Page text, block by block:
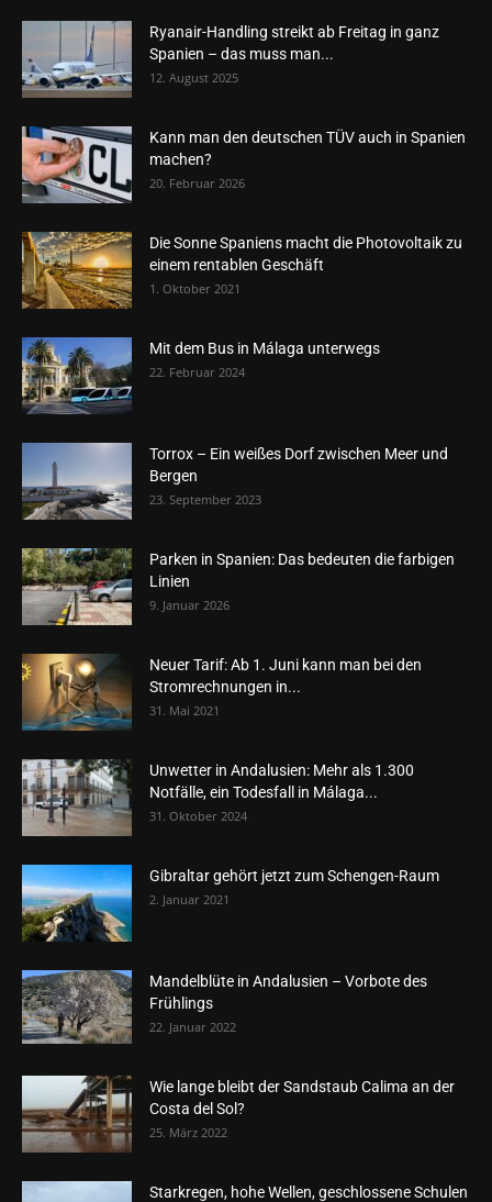
Ryanair-Handling streikt ab Freitag in ganz
Spanien – das muss man...
12. August 2025
Kann man den deutschen TÜV auch in Spanien
machen?
20. Februar 2026
Die Sonne Spaniens macht die Photovoltaik zu
einem rentablen Geschäft
1. Oktober 2021
Mit dem Bus in Málaga unterwegs
22. Februar 2024
Torrox – Ein weißes Dorf zwischen Meer und
Bergen
23. September 2023
Parken in Spanien: Das bedeuten die farbigen
Linien
9. Januar 2026
Neuer Tarif: Ab 1. Juni kann man bei den
Stromrechnungen in...
31. Mai 2021
Unwetter in Andalusien: Mehr als 1.300
Notfälle, ein Todesfall in Málaga...
31. Oktober 2024
Gibraltar gehört jetzt zum Schengen-Raum
2. Januar 2021
Mandelblüte in Andalusien – Vorbote des
Frühlings
22. Januar 2022
Wie lange bleibt der Sandstaub Calima an der
Costa del Sol?
25. März 2022
Starkregen, hohe Wellen, geschlossene Schulen